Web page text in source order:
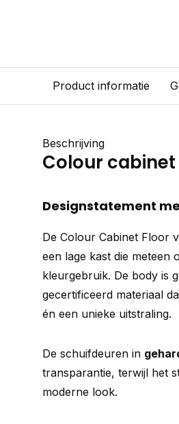
Product informatie
Beschrijving
Colour
Designstatement
De Colour Cabinet Floor
een lage kast die meteen
kleurgebruik. De body is
gecertificeerd materiaal
én een unieke uitstraling.
De schuifdeuren in
transparantie, terwijl het
moderne look.